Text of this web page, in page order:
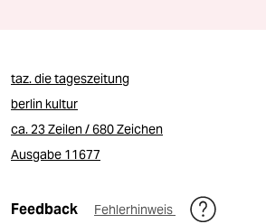
taz. die tageszeitung
berlin kultur
ca. 23 Zeilen / 680 Zeichen
Ausgabe 11677
Feedback Fehlerhinweis